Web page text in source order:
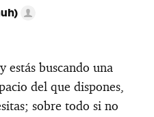
estás buscando una
del que dispones,
sobre todo si no